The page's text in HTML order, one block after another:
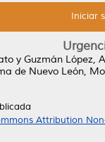
Iniciar
y Guzmán López,
de Nuevo León,
Attribution